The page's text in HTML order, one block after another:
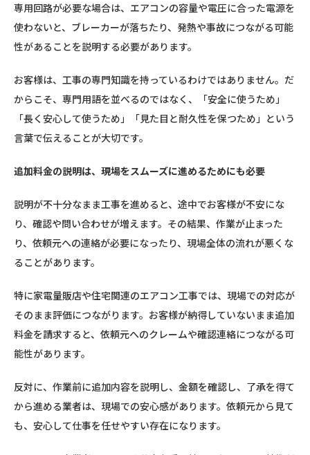
専用回路が必要な場合は、エアコンの容量や電圧に合った電源を
使わないと、ブレーカーが落ちたり、発熱や事故につながる可能
性があることを説明する必要があります。
お客様は、工事の専門知識を持っているわけではありません。だ
からこそ、専門用語を並べるのではなく、「安全に使うため」
「長く安心して使うため」「見た目と耐久性を保つため」という
言葉で伝えることが大切です。
追加料金の説明は、現場をスムーズに進めるためにも必要
説明が不十分なまま工事を進めると、途中でお客様が不安にな
り、確認や問い合わせが増えます。その結果、作業が止まった
り、依頼元への連絡が必要になったり、現場全体の流れが悪くな
ることがあります。
特に家電量販店や住宅関連のエアコン工事では、現場での対応が
そのまま評価につながります。お客様が納得していないまま追加
料金を請求すると、依頼元へのクレームや確認連絡につながる可
能性があります。
反対に、作業前に追加内容を説明し、金額を確認し、了承を得て
から進める業者は、現場での安心感があります。依頼元から見て
も、安心して仕事を任せやすい存在になります。